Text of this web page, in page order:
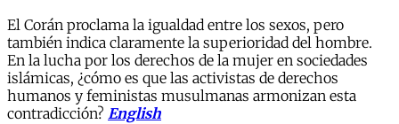
El Corán proclama la igualdad entre los sexos, pero
también indica claramente la superioridad del hombre.
En la lucha por los derechos de la mujer en sociedades
islámicas, ¿cómo es que las activistas de derechos
humanos y feministas musulmanas armonizan esta
contradicción? English